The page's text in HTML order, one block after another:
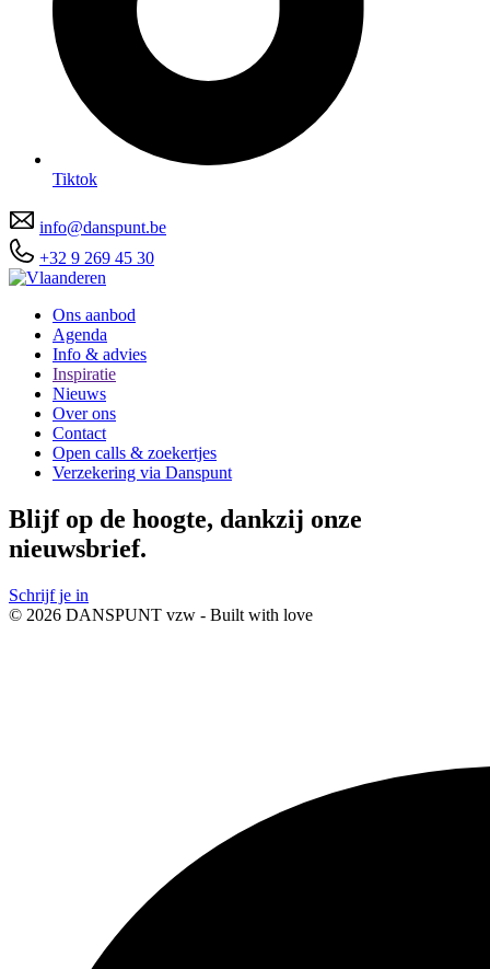
Tiktok
info@danspunt.be
+32 9 269 45 30
Ons aanbod
Agenda
Info & advies
Inspiratie
Nieuws
Over ons
Contact
Open calls & zoekertjes
Verzekering via Danspunt
Blijf op de hoogte, dankzij onze
nieuwsbrief.
Schrijf je in
© 2026 DANSPUNT vzw - Built with love